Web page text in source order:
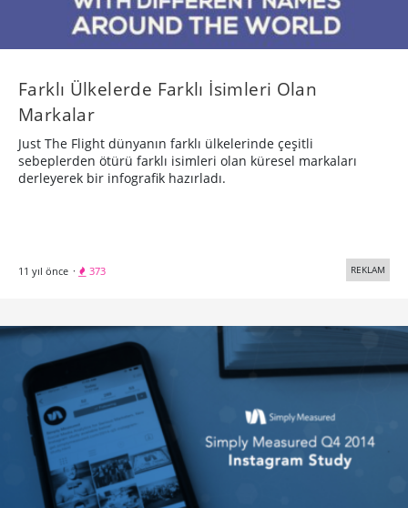
Farklı Ülkelerde Farklı İsimleri Olan
Markalar
Just The Flight dünyanın farklı ülkelerinde çeşitli
sebeplerden ötürü farklı isimleri olan küresel markaları
derleyerek bir infografik hazırladı.
11 yıl önce · 373 REKLAM